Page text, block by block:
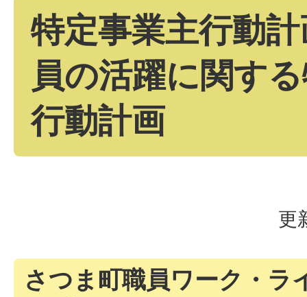
特定事業主行動
員の活躍に関す
行動計画
更
さつま町職員ワーク・ラ